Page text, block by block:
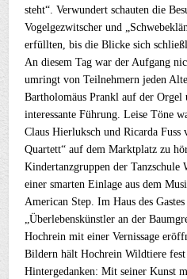
steht“. Verwundert schauten die
Vogelgezwitscher und
erfüllten, bis die Blicke sich
An diesem Tag war der Aufgang
umringt von Teilnehmern jeden
Bartholomäus Prankl auf der Orgel
interessante Führung. Leise Töne
Claus Hierluksch und Ricarda Fuss
Quartett“ auf dem Marktplatz zu
Kindertanzgruppen der
einer smarten Einlage aus dem
American Step. Im Haus des
„Überlebenskünstler an der
Hochrein mit einer Vernissage
Bildern hält Hochrein Wildtiere fest
Hintergedanken: Mit seiner Kunst